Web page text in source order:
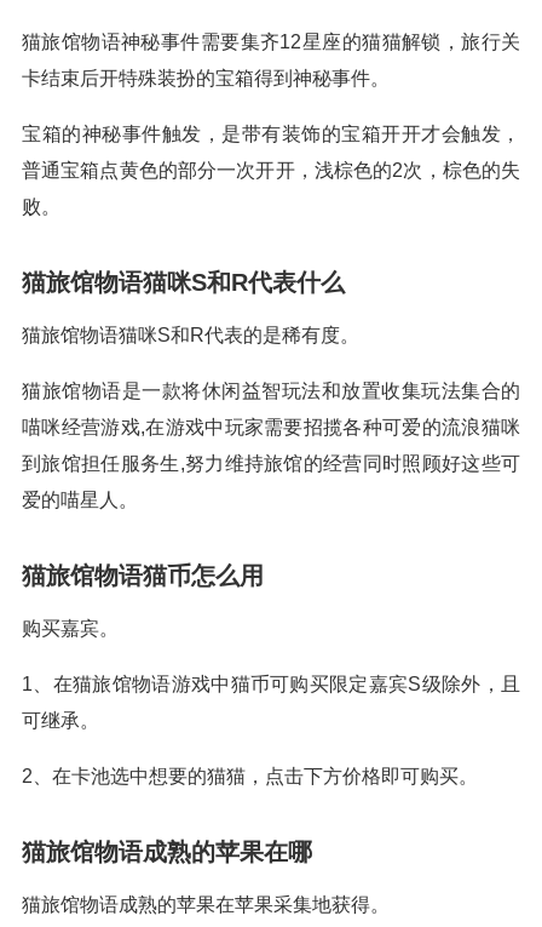
猫旅馆物语神秘事件需要集齐12星座的猫猫解锁，旅行关
卡结束后开特殊装扮的宝箱得到神秘事件。
宝箱的神秘事件触发，是带有装饰的宝箱开开才会触发，
普通宝箱点黄色的部分一次开开，浅棕色的2次，棕色的失
败。
猫旅馆物语猫咪S和R代表什么
猫旅馆物语猫咪S和R代表的是稀有度。
猫旅馆物语是一款将休闲益智玩法和放置收集玩法集合的
喵咪经营游戏,在游戏中玩家需要招揽各种可爱的流浪猫咪
到旅馆担任服务生,努力维持旅馆的经营同时照顾好这些可
爱的喵星人。
猫旅馆物语猫币怎么用
购买嘉宾。
1、在猫旅馆物语游戏中猫币可购买限定嘉宾S级除外，且
可继承。
2、在卡池选中想要的猫猫，点击下方价格即可购买。
猫旅馆物语成熟的苹果在哪
猫旅馆物语成熟的苹果在苹果采集地获得。